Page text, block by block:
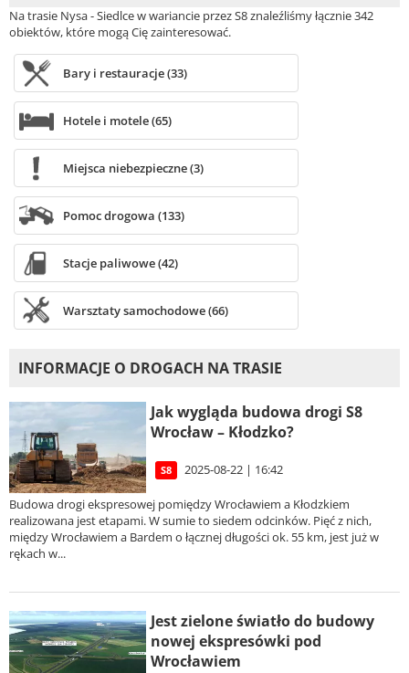
Na trasie Nysa - Siedlce w wariancie przez S8 znaleźliśmy łącznie 342
obiektów, które mogą Cię zainteresować.
Bary i restauracje (33)
Hotele i motele (65)
Miejsca niebezpieczne (3)
Pomoc drogowa (133)
Stacje paliwowe (42)
Warsztaty samochodowe (66)
INFORMACJE O DROGACH NA TRASIE
Jak wygląda budowa drogi S8
Wrocław – Kłodzko?
S8 2025-08-22 | 16:42
Budowa drogi ekspresowej pomiędzy Wrocławiem a Kłodzkiem
realizowana jest etapami. W sumie to siedem odcinków. Pięć z nich,
między Wrocławiem a Bardem o łącznej długości ok. 55 km, jest już w
rękach w...
Jest zielone światło do budowy
nowej ekspresówki pod
Wrocławiem